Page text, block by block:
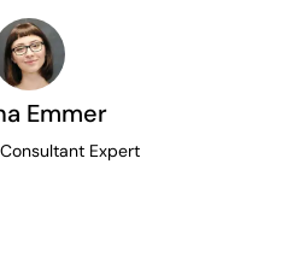
Emmer
Expert